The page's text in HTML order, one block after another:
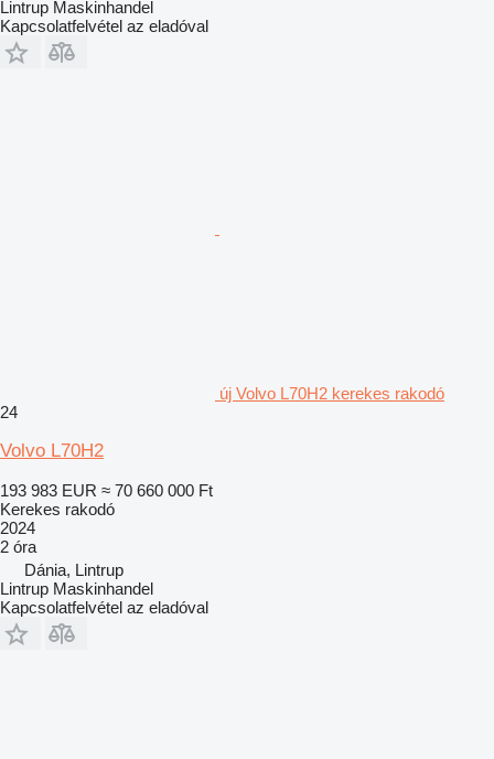
Lintrup Maskinhandel
Kapcsolatfelvétel az eladóval
új Volvo L70H2 kerekes rakodó
24
Volvo L70H2
193 983 EUR ≈ 70 660 000 Ft
Kerekes rakodó
2024
2 óra
Dánia, Lintrup
Lintrup Maskinhandel
Kapcsolatfelvétel az eladóval